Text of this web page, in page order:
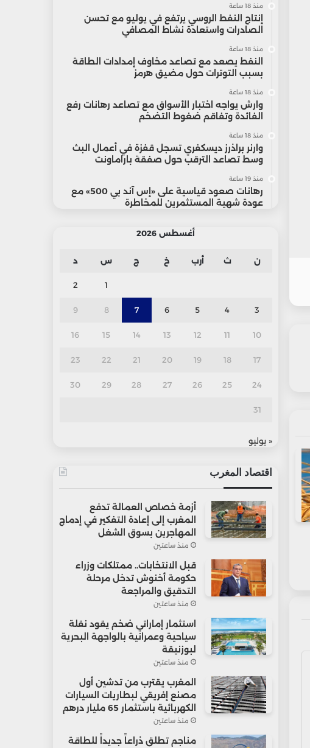
منذ 18 ساعة
إنتاج النفط الروسي يرتفع في يوليو مع تحسن
الصادرات واستعادة نشاط المصافي
منذ 18 ساعة
النفط يصعد مع تصاعد مخاوف إمدادات الطاقة
بسبب التوترات حول مضيق هرمز
منذ 18 ساعة
وارش يواجه اختبار الأسواق مع تصاعد رهانات رفع
الفائدة وتفاقم ضغوط التضخم
منذ 18 ساعة
وارنر براذرز ديسكفري تسجل قفزة في أعمال البث
وسط تصاعد الترقب حول صفقة باراماونت
منذ 19 ساعة
رهانات صعود قياسية على «إس آند بي 500» مع
عودة شهية المستثمرين للمخاطرة
أغسطس 2026
ن ث أرب خ ج س د
1
2
3
4
5
6
7
8
9
10
11
12
13
14
15
16
17
18
19
20
21
22
23
24
25
26
27
28
29
30
31
« يوليو
اقتصاد المغرب
أزمة خصاص العمالة تدفع
المغرب إلى إعادة التفكير في إدماج
المهاجرين بسوق الشغل
منذ ساعتين
قبل الانتخابات.. ممتلكات وزراء
حكومة أخنوش تدخل مرحلة
التدقيق والمراجعة
منذ ساعتين
استثمار إماراتي ضخم يقود نقلة
سياحية وعمرانية بالواجهة البحرية
لبوزنيقة
منذ ساعتين
المغرب يقترب من تدشين أول
مصنع إفريقي لبطاريات السيارات
الكهربائية باستثمار 65 مليار درهم
منذ ساعتين
مناجم تطلق ذراعاً جديداً للطاقة